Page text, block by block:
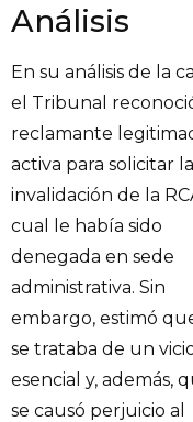
Análisis
En su análisis de la
el Tribunal
reclamante
activa para solicitar la
invalidación de la
cual le había sido
denegada en sede
administrativa. Sin
embargo, estimó
se trataba de un
esencial y, además,
se causó perjuicio al